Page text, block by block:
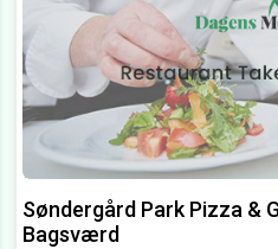
Søndergård Park Pizza &
Bagsværd